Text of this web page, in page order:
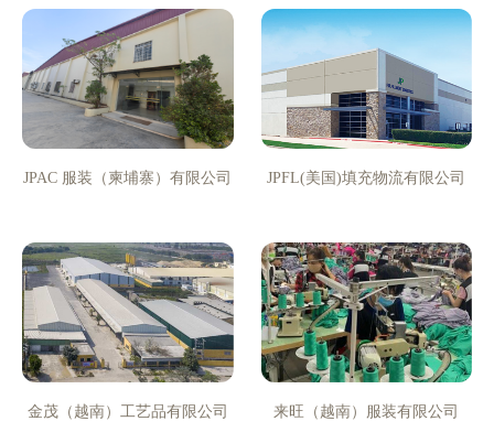
JPAC 服装（柬埔寨）有限公司 JPFL(美国)填充物流有限公司
金茂（越南）工艺品有限公司 来旺（越南）服装有限公司